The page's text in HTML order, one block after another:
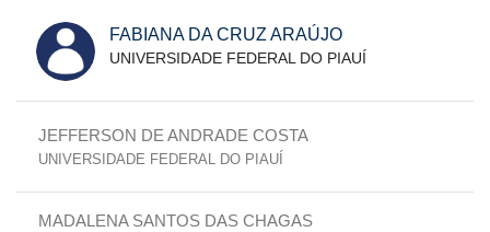
FABIANA DA CRUZ ARAÚJO
UNIVERSIDADE FEDERAL DO PIAUÍ
JEFFERSON DE ANDRADE COSTA
UNIVERSIDADE FEDERAL DO PIAUÍ
MADALENA SANTOS DAS CHAGAS